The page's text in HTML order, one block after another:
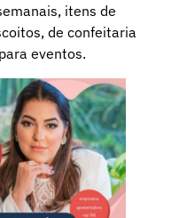
itens de
de confeitaria
eventos.